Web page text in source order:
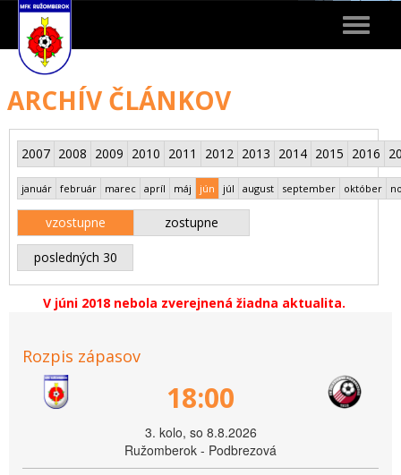
Toggle
ARCHÍV ČLÁNKOV
2007 2008 2009 2010 2011 2012 2013 2014 2015 2016
január február marec apríl máj jún júl august september október
vzostupne zostupne
posledných 30
V júni 2018 nebola zverejnená žiadna aktualita.
Rozpis zápasov
18:00
3. kolo, so 8.8.2026
Ružomberok - Podbrezová